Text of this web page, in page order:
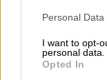
Please note that
not limited to your
grant or deny
use your data for
Personal
I want to opt-
personal data.
Opted In
υπόγειας
πρώτου
αρμόδιες